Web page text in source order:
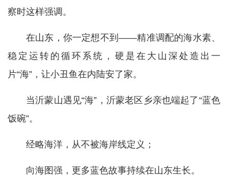
察时这样强调。
在山东，你一定想不到——精准调配的海水素、
稳定运转的循环系统，硬是在大山深处造出一
片“海”，让小丑鱼在内陆安了家。
当沂蒙山遇见“海”，沂蒙老区乡亲也端起了“蓝色
饭碗”。
经略海洋，从不被海岸线定义；
向海图强，更多蓝色故事持续在山东生长。